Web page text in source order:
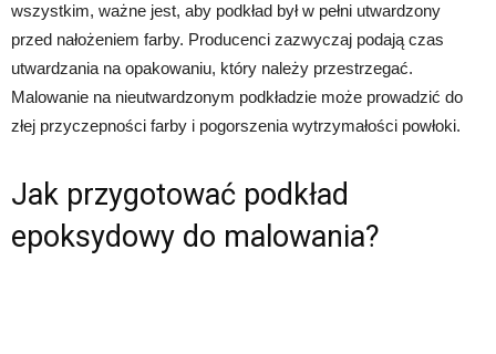
wszystkim, ważne jest, aby podkład był w pełni utwardzony
przed nałożeniem farby. Producenci zazwyczaj podają czas
utwardzania na opakowaniu, który należy przestrzegać.
Malowanie na nieutwardzonym podkładzie może prowadzić do
złej przyczepności farby i pogorszenia wytrzymałości powłoki.
Jak przygotować podkład
epoksydowy do malowania?